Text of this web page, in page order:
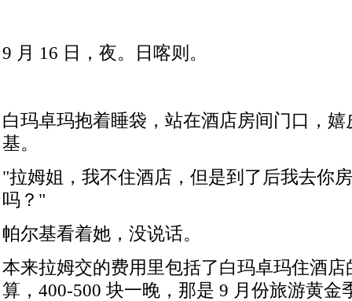
9 月 16 日，夜。日喀则。
白玛卓玛抱着睡袋，站在酒店房间门口，
基。
"拉姆姐，我不住酒店，但是到了后我去你
吗？ "
帕尔基看着她，没说话。
本来拉姆交的费用里包括了白玛卓玛住酒
算， 400-500 块一晚，那是 9 月份旅游黄金